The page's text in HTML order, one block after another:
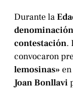
Durante la
contestación.
convocaron
lemosinas»
Joan Bonllavi